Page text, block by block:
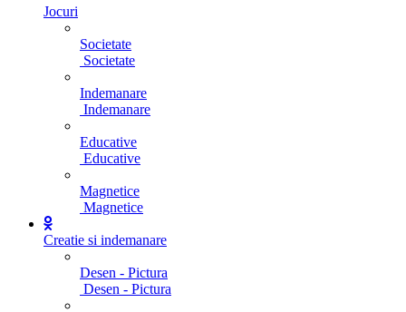
Jocuri
Societate
Societate
Indemanare
Indemanare
Educative
Educative
Magnetice
Magnetice
Creatie si indemanare
Desen - Pictura
Desen - Pictura